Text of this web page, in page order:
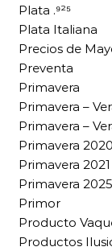
Plata .⁹²⁵
Plata Italiana
Precios de
Preventa
Primavera
Primavera –
Primavera –
Primavera 2020
Primavera 2021
Primavera 2025
Primor
Producto
Productos